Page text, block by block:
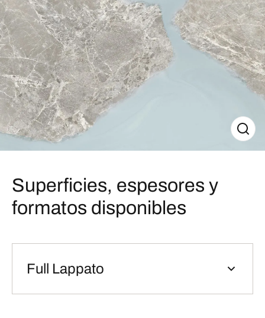
Superficies, espesores y
formatos disponibles
Full Lappato